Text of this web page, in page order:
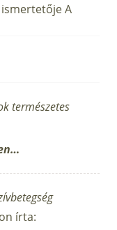
A
természetes
írta: